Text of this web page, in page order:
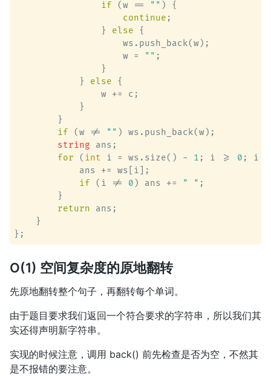
if (w == "" ) {
continue ;
                }
else {
                    ws.push_back(w);
                    w =
"" ;
                }
            }
else {
                w += c;
            }
        }
if (w != "" ) ws.push_back(w);
string ans;
for ( int i = ws.size() - 1 ; i >= 0 ; i
            ans += ws[i];
if (i != 0 ) ans += " " ;
        }
return ans;
    }
O(1) 空间复杂度的原地翻转
先原地翻转整个句子，再翻转每个单词。
由于题目要求我们返回一个符合要求的字符串，所以我们其
实还得声明新字符串。
实现的时候注意，调用 back() 前先检查是否为空，不然其
是不报错的要注意。